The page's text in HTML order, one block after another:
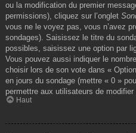
ou la modification du premier
permissions), cliquez sur l’onglet
vous ne le voyez pas, vous n’avez
sondages). Saisissez le titre du
possibles, saisissez une option par
Vous pouvez aussi indiquer le
choisir lors de son vote dans «
en jours du sondage (mettre « 0 »
permettre aux utilisateurs de modifier
Haut